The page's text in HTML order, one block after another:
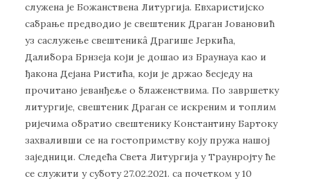
служена је Божанствена Литургија. Евхаристијско
сабрање предводио је свештеник Драган Јовановић
уз саслужење свештеникâ Драгише Јеркића,
Далибора Брнзеја који је дошао из Браунауа као и
ђакона Дејана Ристића, који је држао бесједу на
прочитано јеванђеље о блаженствима. По завршетку
литургије, свештеник Драган се искреним и топлим
ријечима обратио свештенику Константину Бартоку
захваливши се на гостопримству коју пружа нашој
заједници. Следећа Света Литургија у Траунројту ће
се служити у суботу 27.02.2021. са почетком у 10